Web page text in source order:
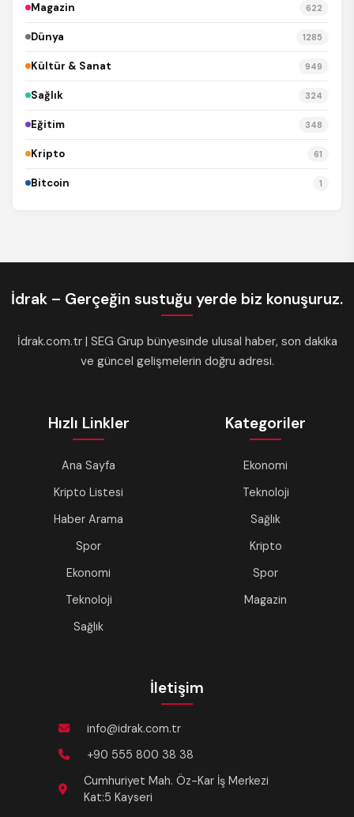
Magazin 622
Dünya 1285
Kültür & Sanat 949
Sağlık 324
Eğitim 348
Kripto 61
Bitcoin 1
İdrak – Gerçeğin sustuğu yerde biz konuşuruz.
İdrak.com.tr | SEG Grup bünyesinde ulusal haber, son dakika
ve güncel gelişmelerin doğru adresi.
Hızlı Linkler
Ana Sayfa
Kripto Listesi
Haber Arama
Spor
Ekonomi
Teknoloji
Sağlık
Kategoriler
Ekonomi
Teknoloji
Sağlık
Kripto
Spor
Magazin
İletişim
info@idrak.com.tr
+90 555 800 38 38
Cumhuriyet Mah. Öz-Kar İş Merkezi
Kat:5 Kayseri